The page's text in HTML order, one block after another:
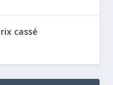
cassé